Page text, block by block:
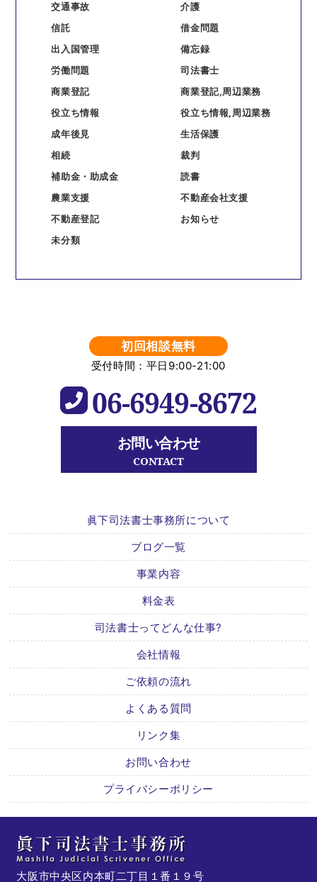
交通事故
介護
信託
借金問題
出入国管理
備忘録
労働問題
司法書士
商業登記
商業登記,周辺業務
役立ち情報
役立ち情報,周辺業務
成年後見
生活保護
相続
裁判
補助金・助成金
読書
農業支援
不動産会社支援
不動産登記
お知らせ
未分類
初回相談無料
受付時間：平日9:00-21:00
06-6949-8672
お問い合わせ
CONTACT
眞下司法書士事務所について
ブログ一覧
事業内容
料金表
司法書士ってどんな仕事?
会社情報
ご依頼の流れ
よくある質問
リンク集
お問い合わせ
プライバシーポリシー
大阪市中央区内本町二丁目１番１９号